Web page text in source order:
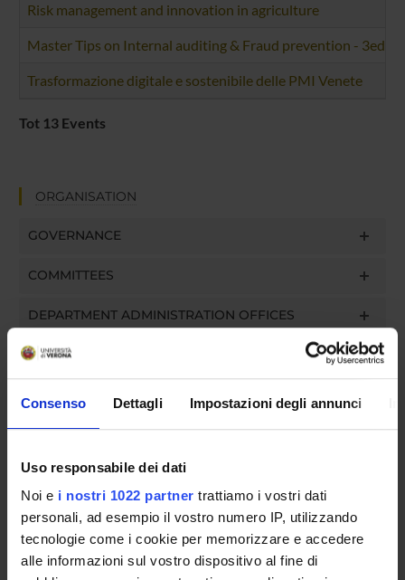
Consenso Dettagli Impostazioni degli annunci
Uso responsabile dei dati
Noi e i nostri 1022 partner trattiamo i vostri dati
personali, ad esempio il vostro numero IP, utilizzando
tecnologie come i cookie per memorizzare e accedere
alle informazioni sul vostro dispositivo al fine di
Risk management and innovation in agriculture
Master Tips on Internal auditing & Fraud prevention - 3ed
Trasformazione digitale e sostenibile delle PMI Venete
Tot 13 Events
ORGANISATION
GOVERNANCE
COMMITTEES
DEPARTMENT ADMINISTRATION OFFICES
STUDENT ADMINISTRATION OFFICES
DEPARTMENT FACILITIES
SPIN OFF E AZIENDE
CENTRES
OTHER OFFICES